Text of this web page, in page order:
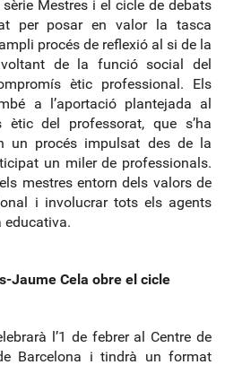
sèrie Mestres i el cicle de debats
per posar en valor la tasca
procés de reflexió al si de la
de la funció social del
ètic professional. Els
a l’aportació plantejada al
ètic del professorat, que s’ha
un procés impulsat des de la
un miler de professionals.
mestres entorn dels valors de
i involucrar tots els agents
educativa.
‐Jaume Cela obre el cicle
l’1 de febrer al Centre de
Barcelona i tindrà un format